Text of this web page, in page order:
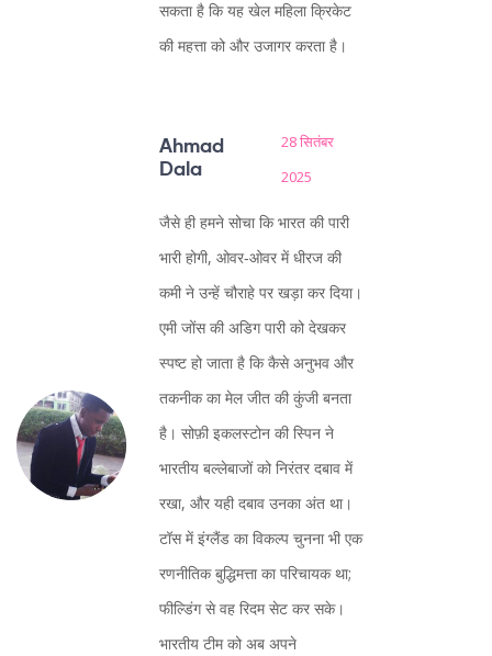
सकता है कि यह खेल महिला क्रिकेट
की महत्ता को और उजागर करता है।
Ahmad
Dala
28 सितंबर
2025
जैसे ही हमने सोचा कि भारत की पारी
भारी होगी, ओवर‑ओवर में धीरज की
कमी ने उन्हें चौराहे पर खड़ा कर दिया।
एमी जोंस की अडिग पारी को देखकर
स्पष्ट हो जाता है कि कैसे अनुभव और
तकनीक का मेल जीत की कुंजी बनता
है। सोफ़ी इकलस्टोन की स्पिन ने
भारतीय बल्लेबाजों को निरंतर दबाव में
रखा, और यही दबाव उनका अंत था।
टॉस में इंग्लैंड का विकल्प चुनना भी एक
रणनीतिक बुद्धिमत्ता का परिचायक था;
फील्डिंग से वह रिदम सेट कर सके।
भारतीय टीम को अब अपने